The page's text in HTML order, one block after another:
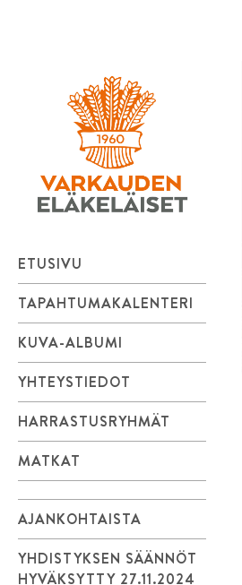
Varkauden
Eläkeläiset
ry
ETUSIVU
TAPAHTUMAKALENTERI
KUVA-ALBUMI
YHTEYSTIEDOT
HARRASTUSRYHMÄT
MATKAT
AJANKOHTAISTA
YHDISTYKSEN SÄÄNNÖT
HYVÄKSYTTY 27.11.2024